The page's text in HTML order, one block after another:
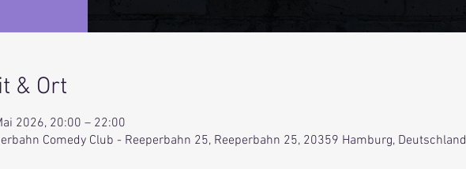
& Ort
2026, 20:00 – 22:00
Comedy Club - Reeperbahn 25, Reeperbahn 25, 20359 Hamburg, Deutschland